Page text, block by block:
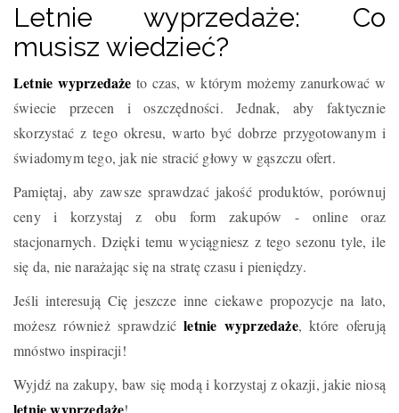
Letnie wyprzedaże: Co
musisz wiedzieć?
Letnie wyprzedaże to czas, w którym możemy zanurkować w
świecie przecen i oszczędności. Jednak, aby faktycznie
skorzystać z tego okresu, warto być dobrze przygotowanym i
świadomym tego, jak nie stracić głowy w gąszczu ofert.
Pamiętaj, aby zawsze sprawdzać jakość produktów, porównuj
ceny i korzystaj z obu form zakupów - online oraz
stacjonarnych. Dzięki temu wyciągniesz z tego sezonu tyle, ile
się da, nie narażając się na stratę czasu i pieniędzy.
Jeśli interesują Cię jeszcze inne ciekawe propozycje na lato,
możesz również sprawdzićletnie wyprzedaże, które oferują
mnóstwo inspiracji!
Wyjdź na zakupy, baw się modą i korzystaj z okazji, jakie niosą
letnie wyprzedaże!